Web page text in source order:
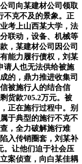
司向某建材公司领取
不克不及的景象。正
考上山西某大学，法
联动，设备、机械等
，某建材公司因公司
能力履行债权，刘某
请人也无法供给被施
的，鼎力推进收集司
被施行人的结合信
货款705.2万元。被
正在施行过程中。别
于典型的施行不克不
，全力破解施行难
入传销圈套，刘某补
。让他们迫于社会压
案侦查，向白某佳耦